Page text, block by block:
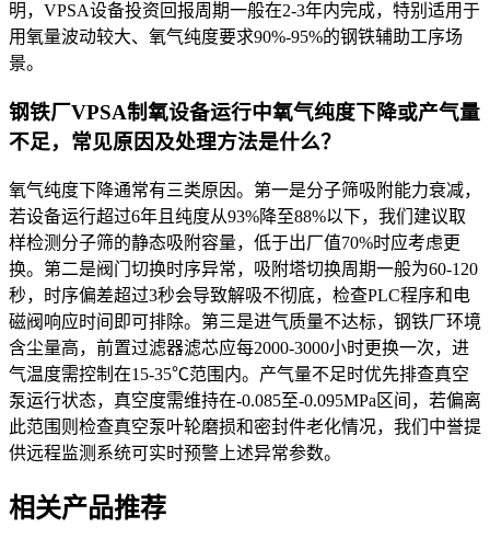
明，VPSA设备投资回报周期一般在2-3年内完成，特别适用于
用氧量波动较大、氧气纯度要求90%-95%的钢铁辅助工序场
景。
钢铁厂VPSA制氧设备运行中氧气纯度下降或产气量
不足，常见原因及处理方法是什么？
氧气纯度下降通常有三类原因。第一是分子筛吸附能力衰减，
若设备运行超过6年且纯度从93%降至88%以下，我们建议取
样检测分子筛的静态吸附容量，低于出厂值70%时应考虑更
换。第二是阀门切换时序异常，吸附塔切换周期一般为60-120
秒，时序偏差超过3秒会导致解吸不彻底，检查PLC程序和电
磁阀响应时间即可排除。第三是进气质量不达标，钢铁厂环境
含尘量高，前置过滤器滤芯应每2000-3000小时更换一次，进
气温度需控制在15-35℃范围内。产气量不足时优先排查真空
泵运行状态，真空度需维持在-0.085至-0.095MPa区间，若偏离
此范围则检查真空泵叶轮磨损和密封件老化情况，我们中誉提
供远程监测系统可实时预警上述异常参数。
相关产品推荐